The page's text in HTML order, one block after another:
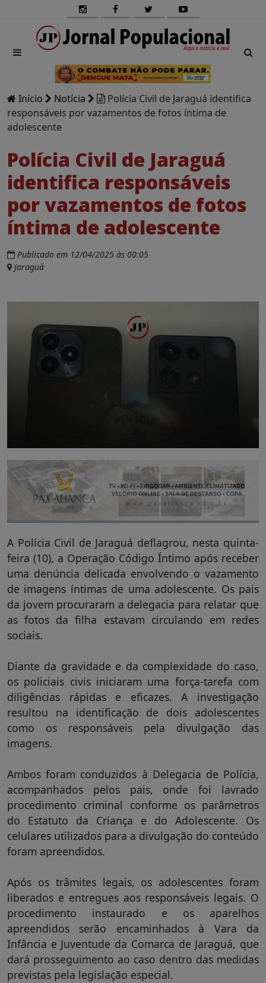
Início Notícia
Polícia Civil de Jaraguá identifica
responsáveis por vazamentos de fotos íntima de
adolescente
Polícia Civil de Jaraguá
identifica responsáveis
por vazamentos de fotos
íntima de adolescente
Publicado em 12/04/2025 às 00:05
Jaraguá
A Polícia Civil de Jaraguá deflagrou, nesta quinta-
feira (10), a Operação Código Íntimo após receber
uma denúncia delicada envolvendo o vazamento
de imagens íntimas de uma adolescente. Os pais
da jovem procuraram a delegacia para relatar que
as fotos da filha estavam circulando em redes
sociais.
Diante da gravidade e da complexidade do caso,
os policiais civis iniciaram uma força-tarefa com
diligências rápidas e eficazes. A investigação
resultou na identificação de dois adolescentes
como os responsáveis pela divulgação das
imagens.
Ambos foram conduzidos à Delegacia de Polícia,
acompanhados pelos pais, onde foi lavrado
procedimento criminal conforme os parâmetros
do Estatuto da Criança e do Adolescente. Os
celulares utilizados para a divulgação do conteúdo
foram apreendidos.
Após os trâmites legais, os adolescentes foram
liberados e entregues aos responsáveis legais. O
procedimento instaurado e os aparelhos
apreendidos serão encaminhados à Vara da
Infância e Juventude da Comarca de Jaraguá, que
dará prosseguimento ao caso dentro das medidas
previstas pela legislação especial.